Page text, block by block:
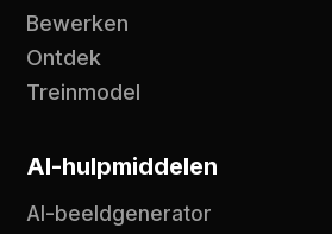
Bewerken
Ontdek
Treinmodel
AI-hulpmiddelen
AI-beeldgenerator